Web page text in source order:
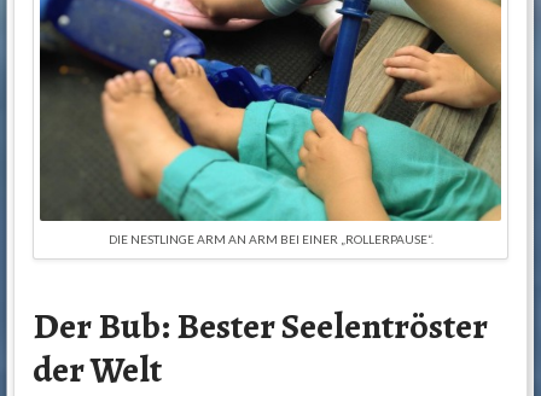
DIE NESTLINGE ARM AN ARM BEI EINER „ROLLERPAUSE“.
Der Bub: Bester Seelentröster
der Welt